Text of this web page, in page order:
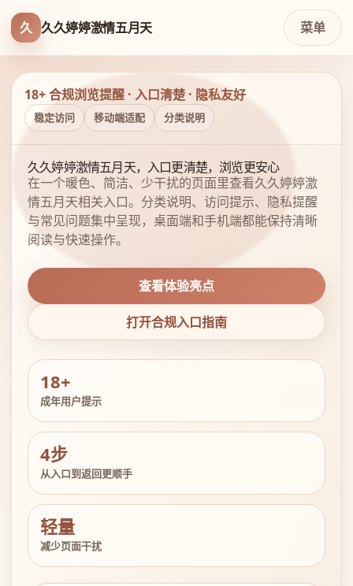
久 久久婷婷激情五月天 菜单
18+ 合规浏览提醒 · 入口清楚 · 隐私友好
稳定访问 移动端适配 分类说明
久久婷婷激情五月天，入口更清楚，浏览更安心
在一个暖色、简洁、少干扰的页面里查看久久婷婷激
情五月天相关入口。分类说明、访问提示、隐私提醒
与常见问题集中呈现，桌面端和手机端都能保持清晰
阅读与快速操作。
查看体验亮点
打开合规入口指南
18+
成年用户提示
4步
从入口到返回更顺手
轻量
减少页面干扰